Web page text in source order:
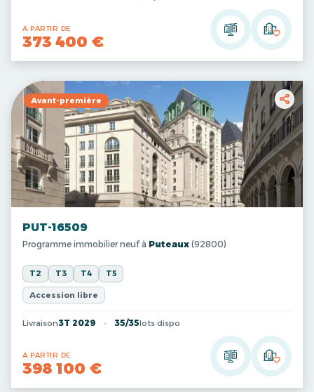
A PARTIR DE
373 400 €
Avant-première
PUT-16509
Programme immobilier neuf à Puteaux (92800)
T2 T3 T4 T5
Accession libre
Livraison3T 2029 35/35lots dispo
A PARTIR DE
398 100 €